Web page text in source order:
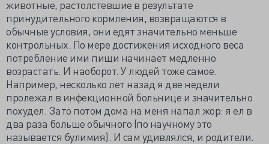
животные, растолстевшие в результате
принудительного кормления, возвращаются в
обычные условия, они едят значительно меньше
контрольных. По мере достижения исходного веса
потребление ими пищи начинает медленно
возрастать. И наоборот. У людей тоже самое.
Например, несколько лет назад я две недели
пролежал в инфекционной больнице и значительно
похудел. Зато потом дома на меня напал жор: я ел в
два раза больше обычного (по научному это
называется булимия). И сам удивлялся, и родители.